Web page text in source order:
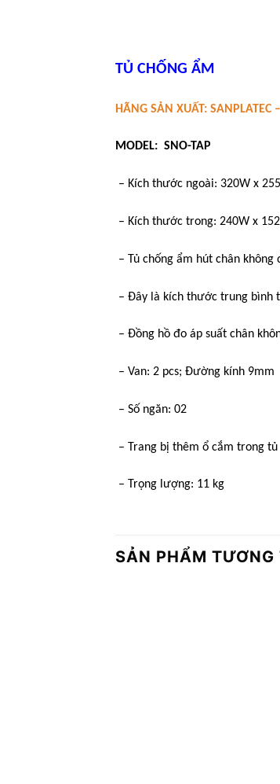
TỦ CHỐNG ẨM
HÃNG SẢN XUẤT: SANPLATEC
MODEL: SNO-TAP
– Kích thước ngoài: 320W x
– Kích thước trong: 240W x
– Tủ chống ẩm hút chân
– Đây là kích thước trung bình
– Đồng hồ đo áp suất chân
– Van: 2 pcs; Đường kính 9mm
– Số ngăn: 02
– Trang bị thêm ổ cắm trong tủ
– Trọng lượng: 11 kg
SẢN PHẨM TƯƠNG